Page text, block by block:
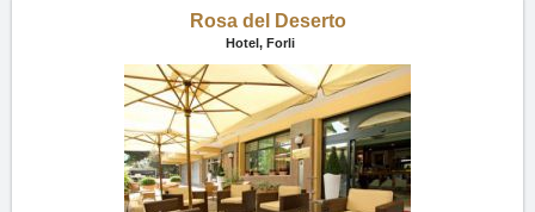
Rosa del Deserto
Hotel, Forli